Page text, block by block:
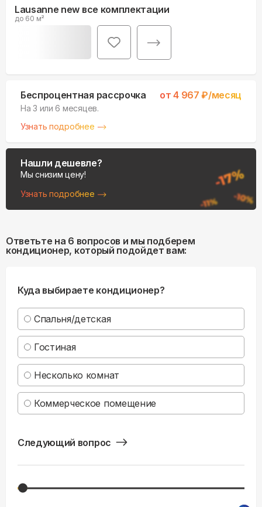
Lausanne new все комплектации
до 60 м²
Беспроцентная рассрочка от4 967 ₽/месяц
На 3 или 6 месяцев.
Узнать подробнее
Нашли дешевле?
Мы снизим цену!
Узнать подробнее
Ответьте на 6 вопросов и мы подберем
кондиционер, который подойдет вам:
Куда выбираете кондиционер?
Спальня/детская
Гостиная
Несколько комнат
Коммерческое помещение
Следующий вопрос